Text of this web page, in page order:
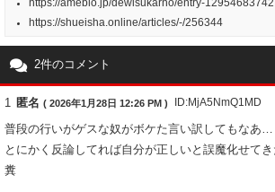
https://ameblo.jp/dewisukarno/entry-
https://shueisha.online/articles/-/256344
2件のコメント
1 匿名 ( 2026年1月28日 12:26 PM ) ID:MjA5NmQ1MD
普段の行いがゲスな奴がボケた言い訳してもなあ…
とにかく反論してれば自分が正しいと誤魔化せて
糞